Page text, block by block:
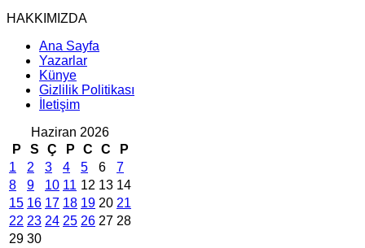
HAKKIMIZDA
Ana Sayfa
Yazarlar
Künye
Gizlilik Politikası
İletişim
Haziran 2026
P
S Ç P C C
P
1
2 3 4 5 6
7
8
9 10 11 12 13 14
15 16 17 18 19 20 21
22 23 24 25 26 27 28
29 30